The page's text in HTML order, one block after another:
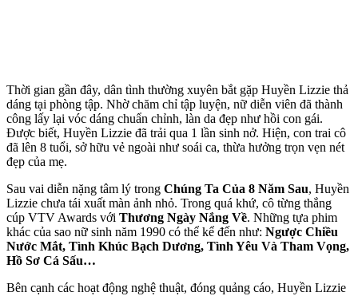
Thời gian gần đây, dân tình thường xuyên bắt gặp Huyền Lizzie thả
dáng tại phòng tập. Nhờ chăm chỉ tập luyện, nữ diễn viên đã thành
công lấy lại vóc dáng chuẩn chỉnh, làn da đẹp như hồi con gái.
Được biết, Huyền Lizzie đã trải qua 1 lần sinh nở. Hiện, con trai cô
đã lên 8 tuổi, sở hữu vẻ ngoài như soái ca, thừa hưởng trọn vẹn nét
đẹp của mẹ.
Sau vai diễn nặng tâm lý trong Chúng Ta Của 8 Năm Sau, Huyền
Lizzie chưa tái xuất màn ảnh nhỏ. Trong quá khứ, cô từng thắng
cúp VTV Awards với Thương Ngày Nắng Về. Những tựa phim
khác của sao nữ sinh năm 1990 có thể kể đến như: Ngược Chiều
Nước Mắt, Tình Khúc Bạch Dương, Tình Yêu Và Tham Vọng,
Hồ Sơ Cá Sấu…
Bên cạnh các hoạt động nghệ thuật, đóng quảng cáo, Huyền Lizzie